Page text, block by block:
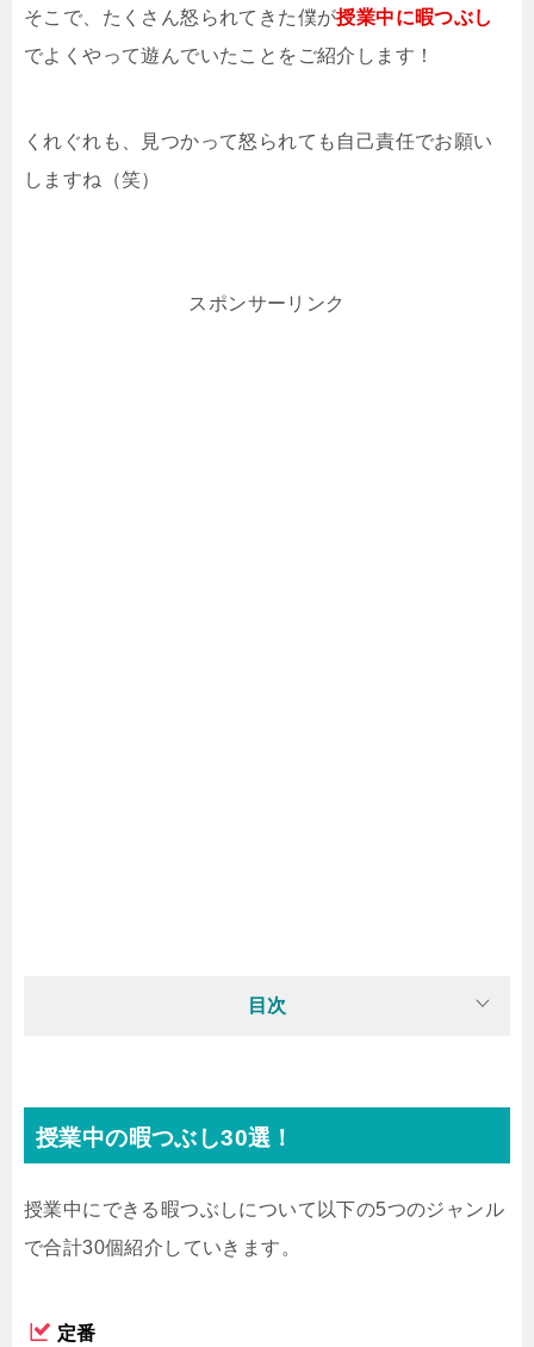
そこで、たくさん怒られてきた僕が授業中に暇つぶし
でよくやって遊んでいたことをご紹介します！
くれぐれも、見つかって怒られても自己責任でお願い
しますね（笑）
スポンサーリンク
目次
授業中の暇つぶし30選！
授業中にできる暇つぶしについて以下の5つのジャンル
で合計30個紹介していきます。
定番